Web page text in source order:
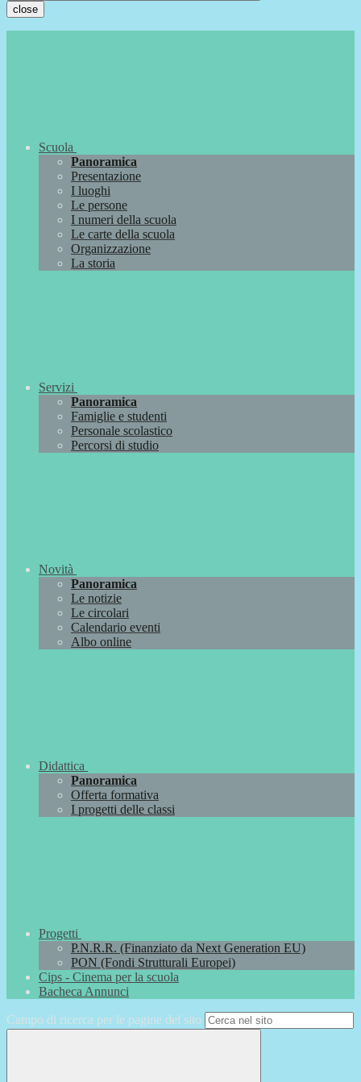
close
Scuola
Panoramica
Presentazione
I luoghi
Le persone
I numeri della scuola
Le carte della scuola
Organizzazione
La storia
Servizi
Panoramica
Famiglie e studenti
Personale scolastico
Percorsi di studio
Novità
Panoramica
Le notizie
Le circolari
Calendario eventi
Albo online
Didattica
Panoramica
Offerta formativa
I progetti delle classi
Progetti
P.N.R.R. (Finanziato da Next Generation EU)
PON (Fondi Strutturali Europei)
Cips - Cinema per la scuola
Bacheca Annunci
Campo di ricerca per le pagine del sito